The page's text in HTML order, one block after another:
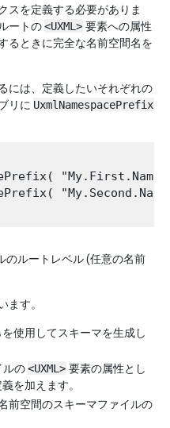
スを定義する必要がありま
ートの<UXML> 要素への属性
るときに完全な名前空間名を
には、定義したいそれぞれの
リに UxmlNamespacePrefix
のルートレベル (任意の名前
ます。
使用してスキーマを生成し
ルの<UXML> 要素の属性とし
を加えます。
前空間のスキーマファイルの